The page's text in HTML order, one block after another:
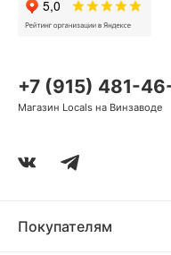
Покупателям
+7 (915) 481-
Магазин Locals на Винзаводе